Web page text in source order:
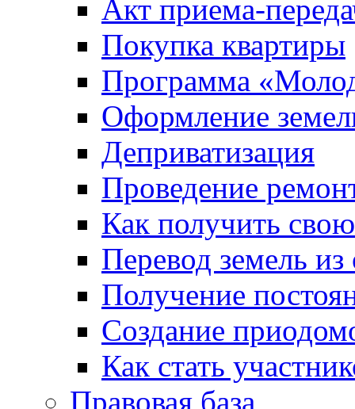
Акт приема-
Покупка квартиры
Программа
Оформление
Деприватизация
Проведение
Как получить
Перевод земель
Получение
Создание
Как стать
Правовая база